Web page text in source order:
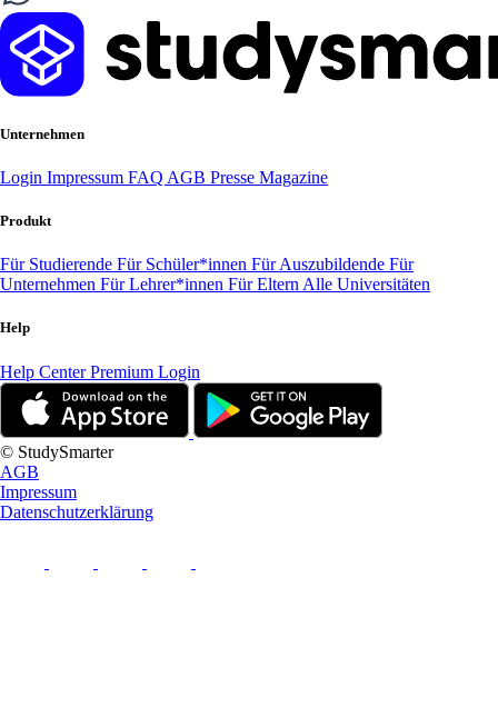
Unternehmen
Login Impressum FAQ AGB Presse Magazine
Produkt
Für Studierende Für Schüler*innen Für Auszubildende Für
Unternehmen Für Lehrer*innen Für Eltern Alle Universitäten
Help
Help CenterPremium Login
© StudySmarter
AGB
Impressum
Datenschutzerklärung